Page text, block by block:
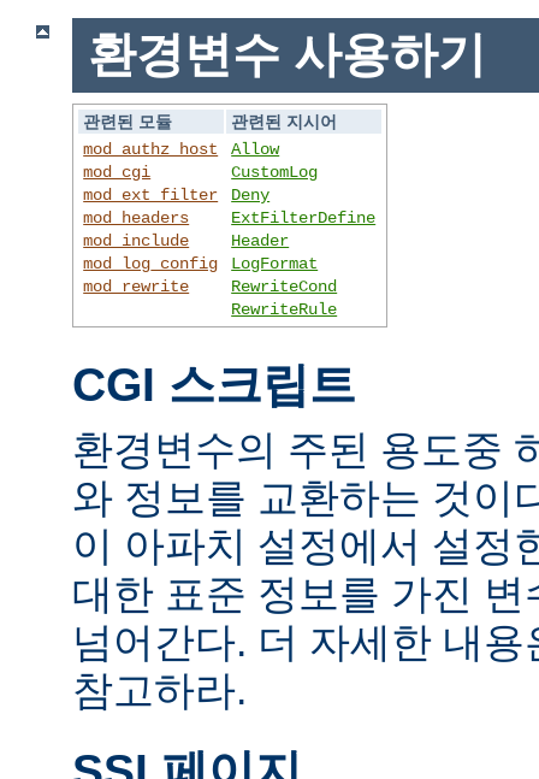
환경변수 사용하기
관련된 모듈
관련된 지시어
mod_authz_host
mod_cgi
mod_ext_filter
mod_headers
mod_include
mod_log_config
mod_rewrite
Allow
CustomLog
Deny
ExtFilterDefine
Header
LogFormat
RewriteCond
RewriteRule
CGI 스크립트
환경변수의 주된 용도중
와 정보를 교환하는 것이
이 아파치 설정에서 설정
대한 표준 정보를 가진
넘어간다. 더 자세한 내
참고하라.